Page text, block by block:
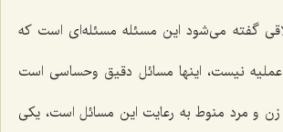
گفته می‌شود این مسئله مسئله‌ای است که
عملیه نیست، اینها مسائل دقیق وحساسی است
و مرد منوط به رعایت این مسائل است، یکی